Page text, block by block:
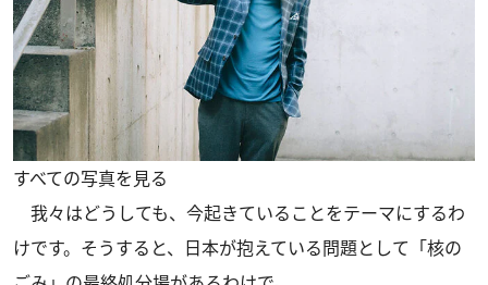
すべての写真を見る
我々はどうしても、今起きていることをテーマにするわ
けです。そうすると、日本が抱えている問題として「核の